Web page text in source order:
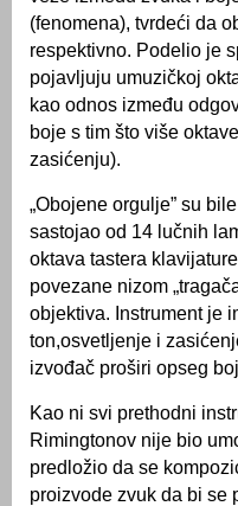
(fenomena), tvrdeći da
respektivno. Podelio je
pojavljuju umuzičkoj
kao odnos između
boje s tim što više
zasićenju).
„Obojene orgulje” su
sastojao od 14 lučnih
oktava tastera
povezane nizom
objektiva. Instrument je
ton,osvetljenje i
izvođač proširi opseg
Kao ni svi prethodni
Rimingtonov nije bio
predložio da se
proizvode zvuk da bi se